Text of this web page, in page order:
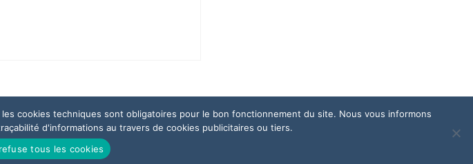
cookies techniques sont obligatoires pour le bon fonctionnement du site. Nous vous informons
d'informations au travers de cookies publicitaires ou tiers.
tous les cookies